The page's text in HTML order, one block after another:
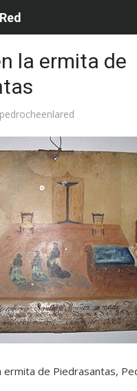
la ermita de
Autor
pedrocheenlared
ermita de Piedrasantas,